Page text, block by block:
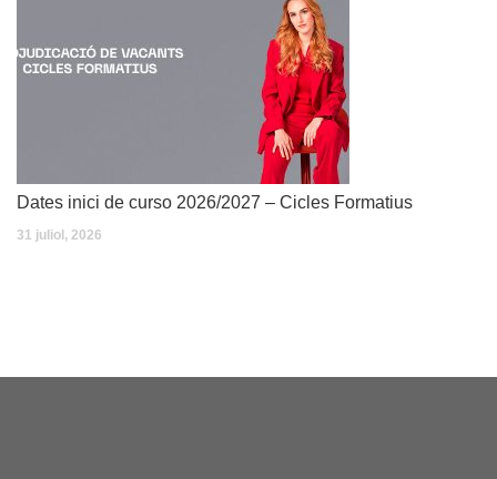
Dates inici de curso 2026/2027 – Cicles Formatius
31 juliol, 2026